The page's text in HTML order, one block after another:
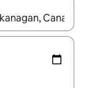
ಕೀಲಿಗಳೊಂದಿಗೆ